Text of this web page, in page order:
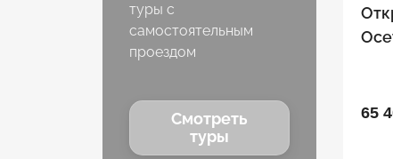
туры с
самостоятельным
проездом
Смотреть
туры
65